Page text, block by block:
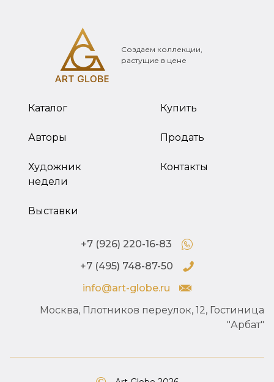
Создаем коллекции,
растущие в цене
Каталог
Авторы
Художник
недели
Выставки
Купить
Продать
Контакты
+7 (926) 220-16-83
+7 (495) 748-87-50
info@art-globe.ru
Москва, Плотников переулок, 12, Гостиница
"Арбат"